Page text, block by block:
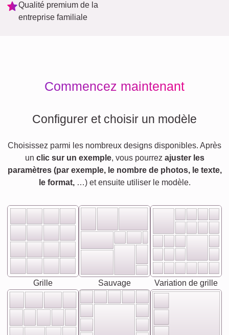
Qualité premium de la
entreprise familiale
Commencez maintenant
Configurer et choisir un modèle
Choisissez parmi les nombreux designs disponibles. Après
un clic sur un exemple, vous pourrez ajuster les
paramètres (par exemple, le nombre de photos, le texte,
le format,…) et ensuite utiliser le modèle.
Grille Sauvage Variation de grille